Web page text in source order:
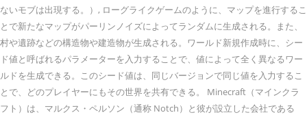
ないモブは出現する。）, ローグライクゲームのように、マップを進行するこ
とで新たなマップがパーリンノイズによってランダムに生成される。また、
村や遺跡などの構造物や建造物が生成される。ワールド新規作成時に、シー
ド値と呼ばれるパラメーターを入力することで、値によって全く異なるワー
ルドを生成できる。このシード値は、同じバージョンで同じ値を入力するこ
とで、どのプレイヤーにもその世界を共有できる。 Minecraft（マインクラ
フト）は、マルクス・ペルソン（通称 Notch）と彼が設立した会社である